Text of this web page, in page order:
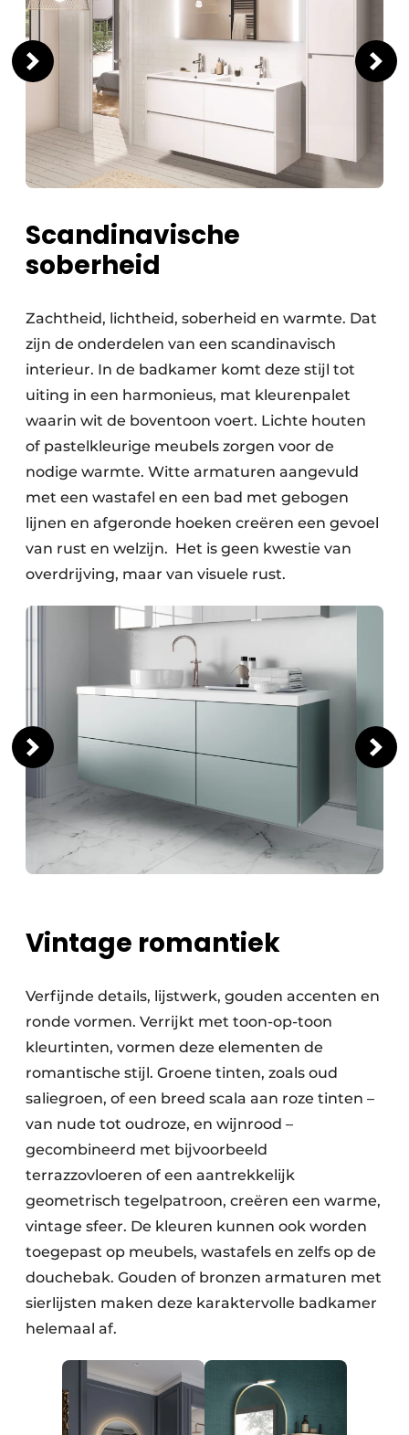
Scandinavische
soberheid
Zachtheid, lichtheid, soberheid en warmte. Dat
zijn de onderdelen van een scandinavisch
interieur. In de badkamer komt deze stijl tot
uiting in een harmonieus, mat kleurenpalet
waarin wit de boventoon voert. Lichte houten
of pastelkleurige meubels zorgen voor de
nodige warmte. Witte armaturen aangevuld
met een wastafel en een bad met gebogen
lijnen en afgeronde hoeken creëren een gevoel
van rust en welzijn. ​ Het is geen kwestie van
overdrijving, maar van visuele rust.
Vintage romantiek
Verfijnde details, lijstwerk, gouden accenten en
ronde vormen. Verrijkt met toon-op-toon
kleurtinten, vormen deze elementen de
romantische stijl. Groene tinten, zoals oud
saliegroen, of een breed scala aan roze tinten –
van nude tot oudroze, en wijnrood –
gecombineerd met bijvoorbeeld
terrazzovloeren of een aantrekkelijk
geometrisch tegelpatroon, creëren een warme,
vintage sfeer. De kleuren kunnen ook worden
toegepast op meubels, wastafels en zelfs op de
douchebak. Gouden of bronzen armaturen met
sierlijsten maken deze karaktervolle badkamer
helemaal af.